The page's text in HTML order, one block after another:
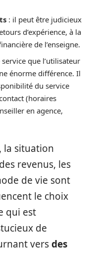
: il peut être judicieux
d’expérience, à la
de l’enseigne.
que l’utilisateur
énorme différence. Il
du service
(horaires
en agence,
la situation
revenus, les
de vie sont
le choix
qui est
de
versdes